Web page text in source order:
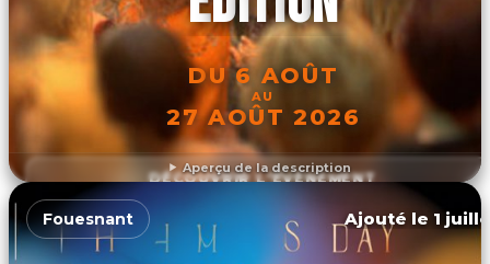
Aperçu de la description
DU 6 AOÛT
AU
27 AOÛT 2026
DÉCOUVRIR L'ÉVÉNEMENT
Fouesnant Ajouté le 1